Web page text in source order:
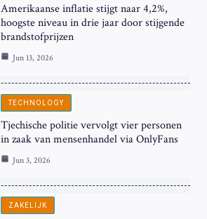
Amerikaanse inflatie stijgt naar 4,2%,
hoogste niveau in drie jaar door stijgende
brandstofprijzen
Jun 13, 2026
TECHNOLOGY
Tjechische politie vervolgt vier personen
in zaak van mensenhandel via OnlyFans
Jun 3, 2026
ZAKELIJK